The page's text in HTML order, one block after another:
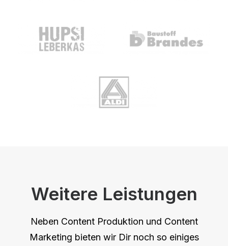
Weitere Leistungen
Neben Content Produktion und Content
Marketing bieten wir Dir noch so einiges